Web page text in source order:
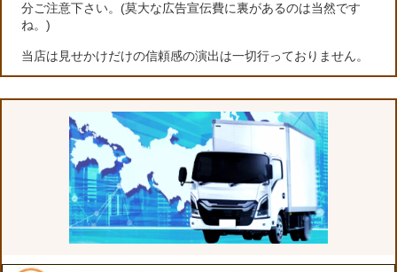
分ご注意下さい。(莫大な広告宣伝費に裏があるのは当然です
ね。)
当店は見せかけだけの信頼感の演出は一切行っておりません。